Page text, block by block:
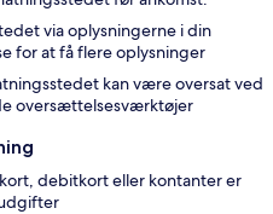
via oplysningerne i din
for at få flere oplysninger
kan være oversat ved
oversættelsesværktøjer
debitkort eller kontanter er